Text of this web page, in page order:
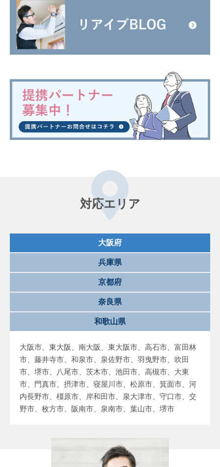
対応エリア
大阪府
兵庫県
京都府
奈良県
和歌山県
大阪市、東大阪、南大阪、東大阪市、高石市、富田林
市、藤井寺市、和泉市、泉佐野市、羽曳野市、吹田
市、堺市、八尾市、茨木市、池田市、高槻市、大東
市、門真市、摂津市、寝屋川市、松原市、箕面市、河
内長野市、橿原市、岸和田市、泉大津市、守口市、交
野市、枚方市、阪南市、泉南市、葉山市、堺市